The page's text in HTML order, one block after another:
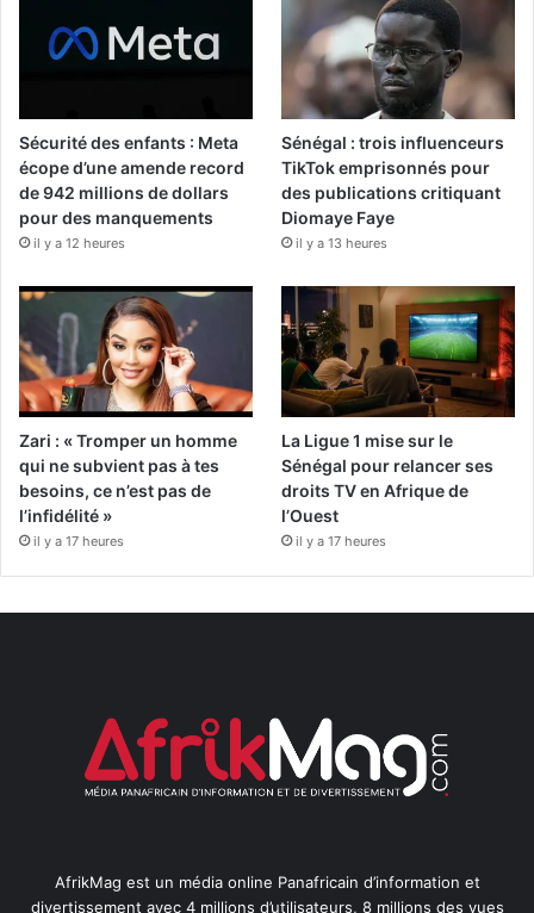
Sécurité des enfants : Meta
écope d’une amende record
de 942 millions de dollars
pour des manquements
il y a 12 heures
Sénégal : trois influenceurs
TikTok emprisonnés pour
des publications critiquant
Diomaye Faye
il y a 13 heures
Zari : « Tromper un homme
qui ne subvient pas à tes
besoins, ce n’est pas de
l’infidélité »
il y a 17 heures
La Ligue 1 mise sur le
Sénégal pour relancer ses
droits TV en Afrique de
l’Ouest
il y a 17 heures
AfrikMag est un média online Panafricain d’information et
divertissement avec 4 millions d’utilisateurs, 8 millions des vues